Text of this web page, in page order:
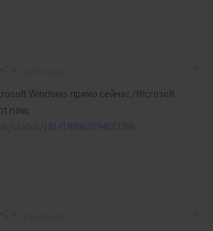
Windows прямо сейчас./Microsoft
now.
status/1814198867094872266